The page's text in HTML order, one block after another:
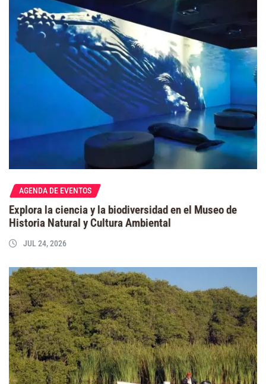
AGENDA DE EVENTOS
Explora la ciencia y la biodiversidad en el Museo de
Historia Natural y Cultura Ambiental
JUL 24, 2026